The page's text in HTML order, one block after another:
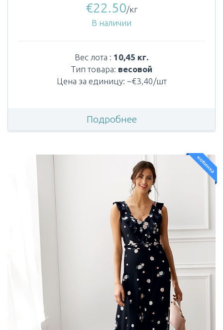
€22.50/кг
В наличии
Вес лота : 10,45 кг.
Тип товара: весовой
Цена за единицу: ~€3,40/шт
Подробнее
новинка